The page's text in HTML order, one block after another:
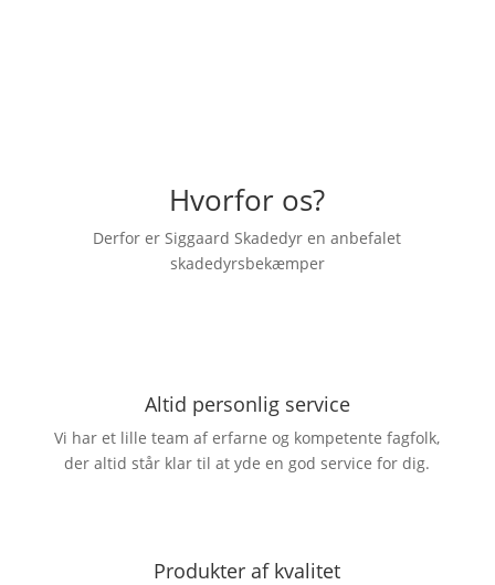
Hvorfor os?
Derfor er Siggaard Skadedyr en anbefalet
skadedyrsbekæmper
Altid personlig service
Vi har et lille team af erfarne og kompetente fagfolk,
der altid står klar til at yde en god service for dig.
Produkter af kvalitet